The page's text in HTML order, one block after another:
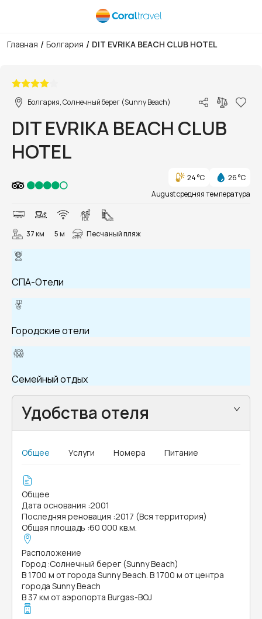
Главная / Болгария / DIT EVRIKA BEACH CLUB HOTEL
Болгария, Солнечный берег (Sunny Beach)
DIT EVRIKA BEACH CLUB
HOTEL
24 °C
26 °C
August средняя температура
37 км 5 м Песчаный пляж
СПА-Отели
Городские отели
Семейный отдых
Удобства отеля
Общее Услуги Номера Питание
Общее
Дата основания :2001
Последняя реновация :2017 (Вся территория)
Общая площадь :60 000 кв.м.
Расположение
Город :Солнечный берег (Sunny Beach)
В 1700 м от города Sunny Beach. В 1700 м от центра
города Sunny Beach
В 37 км от аэропорта Burgas-BOJ